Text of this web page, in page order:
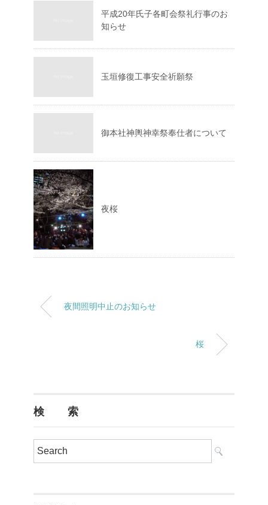
平成20年氏子各町会祭礼行事のお
知らせ
玉垣修復工事安全祈願祭
御本社神輿神幸祭奉仕者について
夜桜
夜間照明中止のお知らせ
桜
検 索